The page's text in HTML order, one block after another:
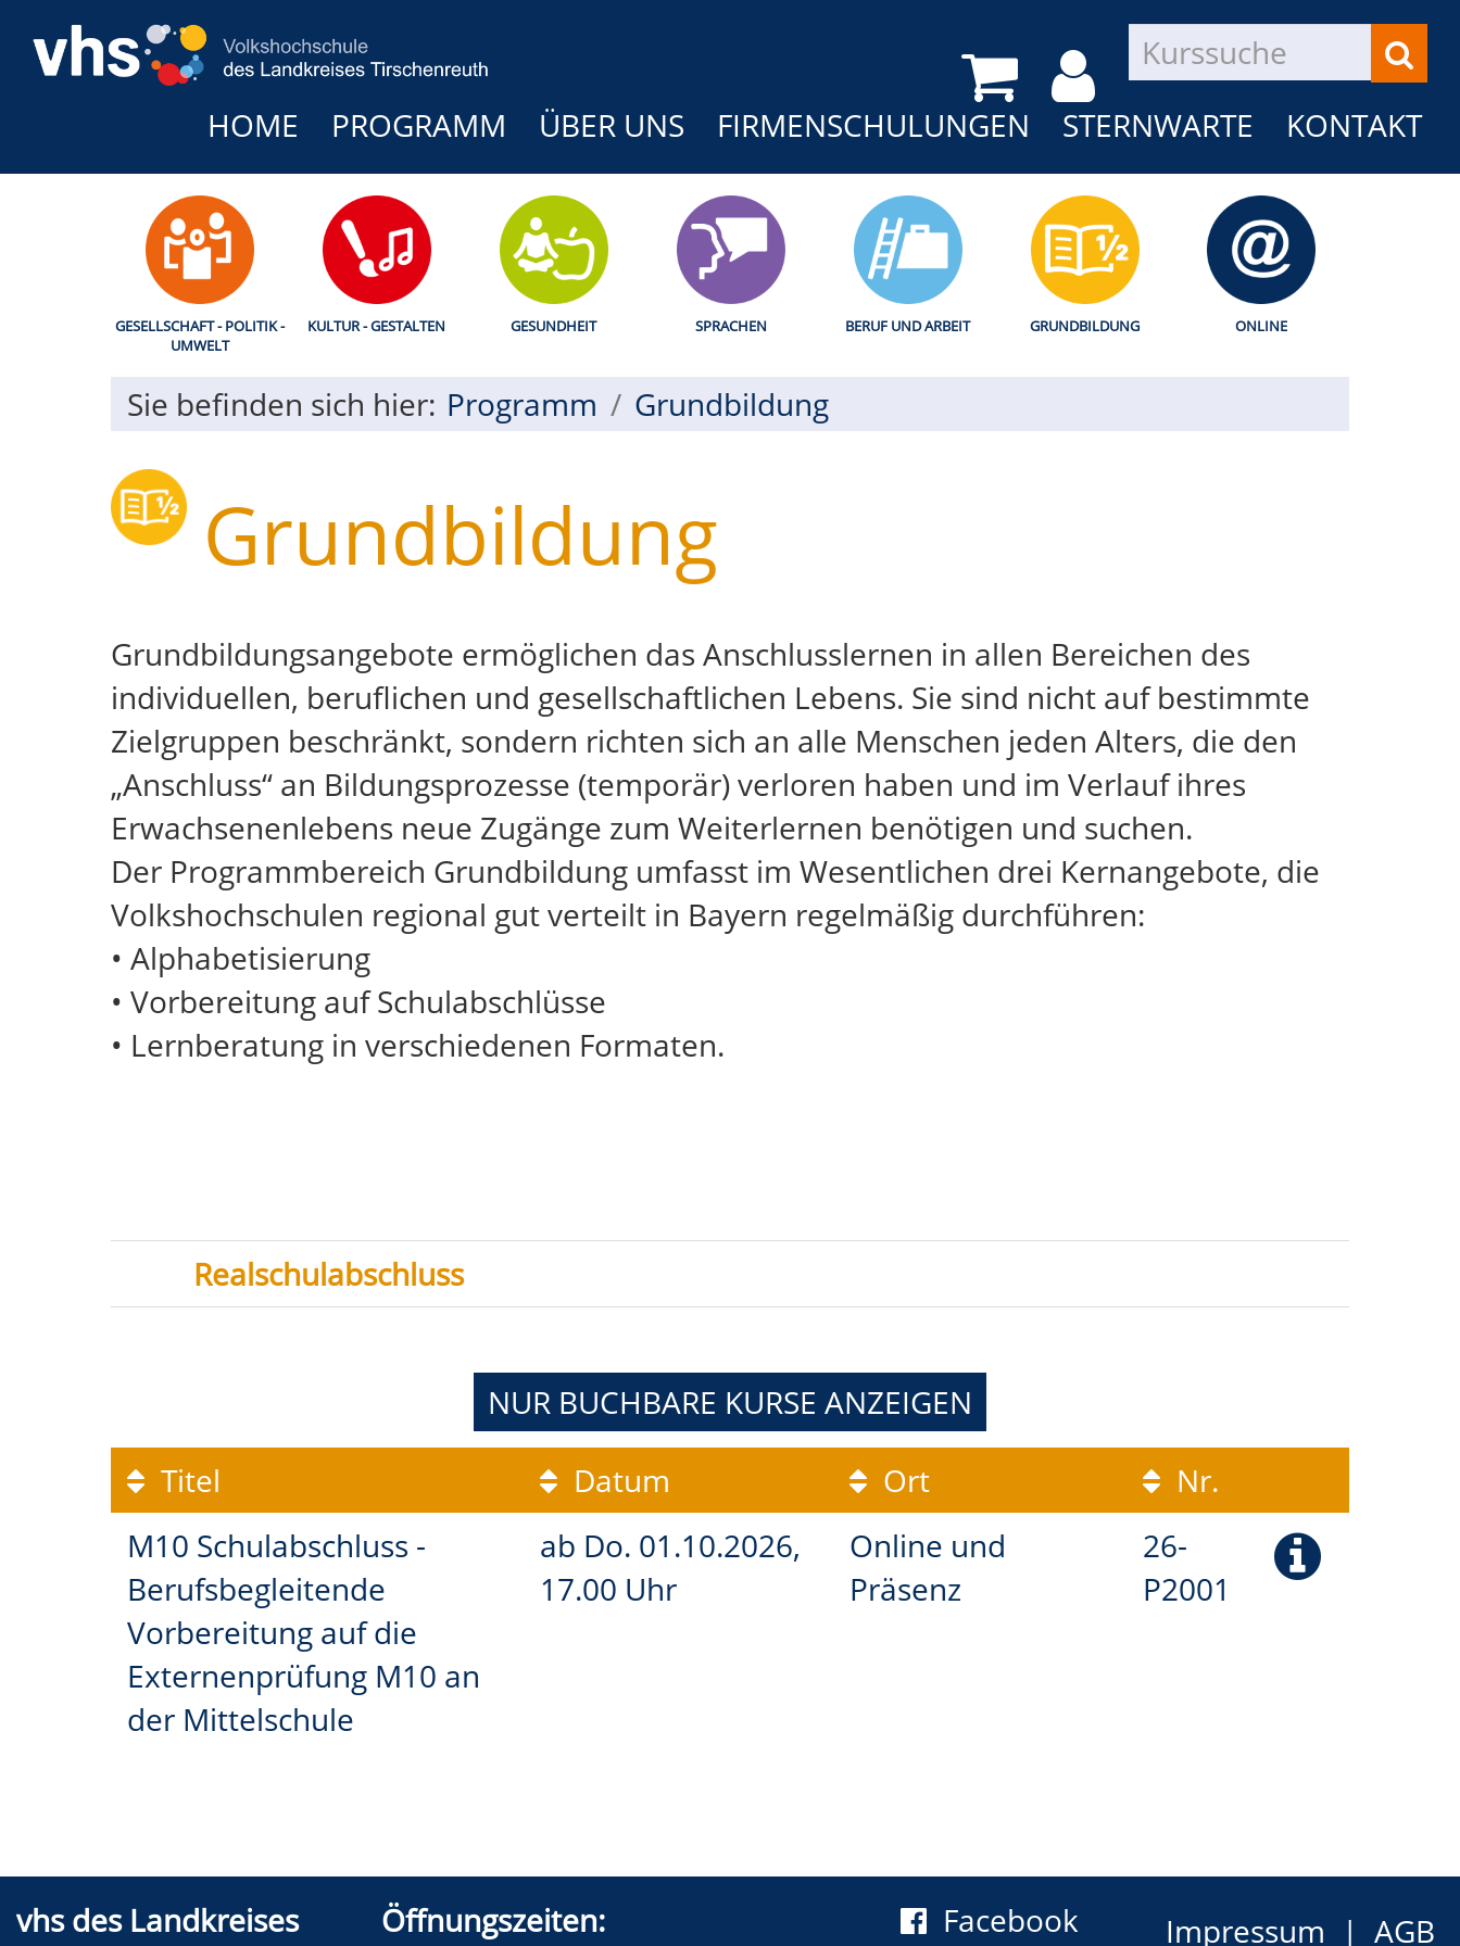
HOME PROGRAMM ÜBER UNS FIRMENSCHULUNGEN STERNWARTE KONTAKT
GESELLSCHAFT - POLITIK -
UMWELT
KULTUR - GESTALTEN GESUNDHEIT SPRACHEN BERUF UND ARBEIT GRUNDBILDUNG ONLINE
Sie befinden sich hier: Programm Grundbildung
Grundbildung
Grundbildungsangebote ermöglichen das Anschlusslernen in allen Bereichen des
individuellen, beruflichen und gesellschaftlichen Lebens. Sie sind nicht auf bestimmte
Zielgruppen beschränkt, sondern richten sich an alle Menschen jeden Alters, die den
„Anschluss“ an Bildungsprozesse (temporär) verloren haben und im Verlauf ihres
Erwachsenenlebens neue Zugänge zum Weiterlernen benötigen und suchen.
Der Programmbereich Grundbildung umfasst im Wesentlichen drei Kernangebote, die
Volkshochschulen regional gut verteilt in Bayern regelmäßig durchführen:
• Alphabetisierung
• Vorbereitung auf Schulabschlüsse
• Lernberatung in verschiedenen Formaten.
Realschulabschluss
NUR BUCHBARE KURSE ANZEIGEN
Titel
Datum Ort
Nr.
M10 Schulabschluss -
Berufsbegleitende
Vorbereitung auf die
Externenprüfung M10 an
der Mittelschule
ab Do. 01.10.2026,
17.00 Uhr
Online und
Präsenz
26-
P2001
vhs des Landkreises
Öffnungszeiten:
Facebook
Impressum AGB